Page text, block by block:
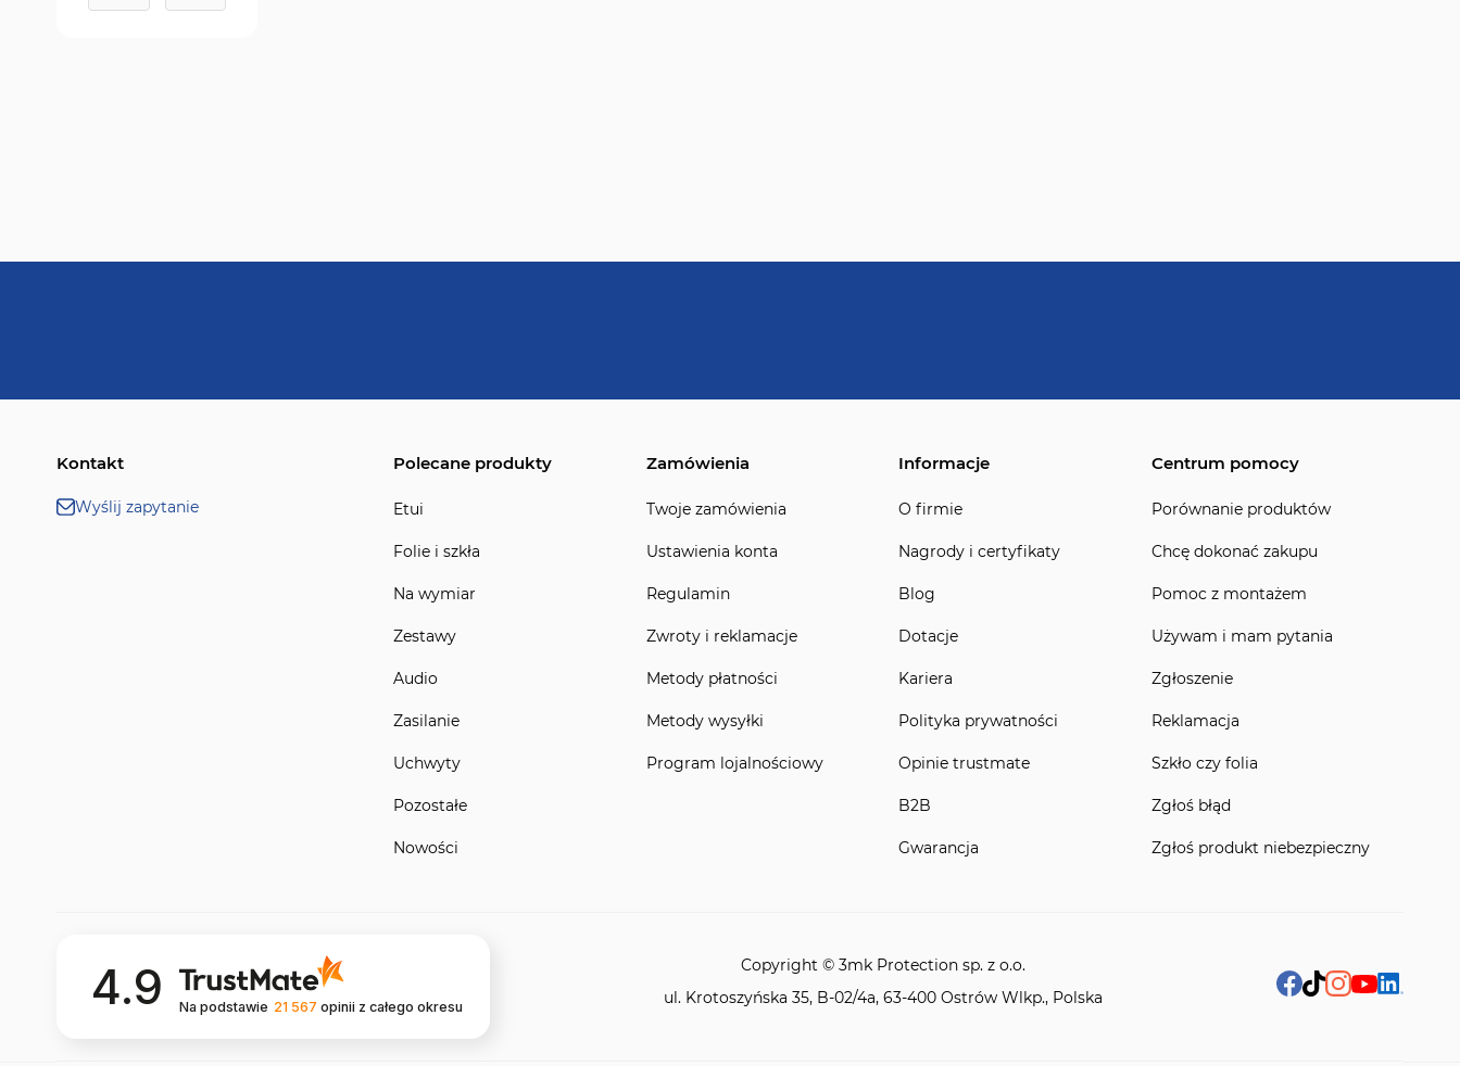
Kontakt
Wyślij zapytanie
Polecane produkty
Etui
Folie i szkła
Na wymiar
Zestawy
Audio
Zasilanie
Uchwyty
Pozostałe
Nowości
Zamówienia
Twoje zamówienia
Ustawienia konta
Regulamin
Zwroty i reklamacje
Metody płatności
Metody wysyłki
Program lojalnościowy
Informacje
O firmie
Nagrody i certyfikaty
Blog
Dotacje
Kariera
Polityka prywatności
Opinie trustmate
B2B
Gwarancja
Centrum pomocy
Porównanie produktów
Chcę dokonać zakupu
Pomoc z montażem
Używam i mam pytania
Zgłoszenie
Reklamacja
Szkło czy folia
Zgłoś błąd
Zgłoś produkt niebezpieczny
4.9 Na podstawie 21 567 opinii z całego okresu
Copyright © 3mk Protection sp. z o.o.
ul. Krotoszyńska 35, B-02/4a, 63-400 Ostrów Wlkp., Polska